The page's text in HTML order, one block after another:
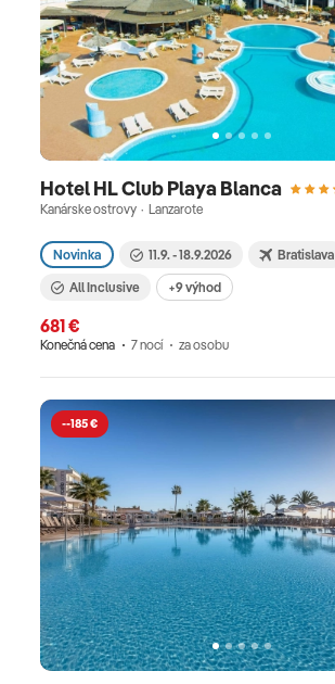
Hotel HL Club Playa Blanca
Kanárske ostrovy · Lanzarote
Novinka 11.9. - 18.9.2026 Bratislava
All Inclusive +9 výhod
681 €
Konečná cena 7 nocí za osobu
--185 €